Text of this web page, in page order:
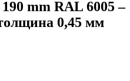
mm RAL 6005 –
0,45 мм